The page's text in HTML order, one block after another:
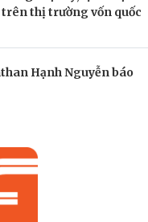
thị trường vốn quốc
Hạnh Nguyễn báo